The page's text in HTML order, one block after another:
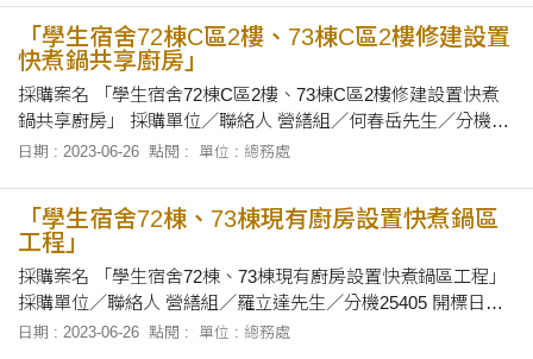
生物科技學系
「學生宿舍72棟C區2樓、73棟C區2樓修建設置
快煮鍋共享廚房」
採購案名 「學生宿舍72棟C區2樓、73棟C區2樓修建設置快煮
鍋共享廚房」 採購單位／聯絡人 營繕組／何春岳先生／分機
25409 開標日期及地點 112年7月11日下午2時00分，在本校總
日期 : 2023-06-26 點閱 : 單位 : 總務處
「學生宿舍72棟、73棟現有廚房設置快煮鍋區
工程」
採購案名 「學生宿舍72棟、73棟現有廚房設置快煮鍋區工程」
採購單位／聯絡人 營繕組／羅立達先生／分機25405 開標日期
及地點 民國112年7月6日上午10時30分，在本校總務處會議室
日期 : 2023-06-26 點閱 : 單位 : 總務處